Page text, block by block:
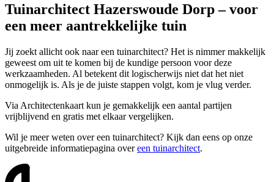
Tuinarchitect Hazerswoude Dorp – voor
een meer aantrekkelijke tuin
Jij zoekt allicht ook naar een tuinarchitect? Het is nimmer makkelijk
geweest om uit te komen bij de kundige persoon voor deze
werkzaamheden. Al betekent dit logischerwijs niet dat het niet
onmogelijk is. Als je de juiste stappen volgt, kom je vlug verder.
Via Architectenkaart kun je gemakkelijk een aantal partijen
vrijblijvend en gratis met elkaar vergelijken.
Wil je meer weten over een tuinarchitect? Kijk dan eens op onze
uitgebreide informatiepagina overeen tuinarchitect.